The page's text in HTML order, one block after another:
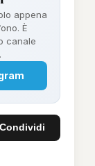
appena
È
canale
Condividi